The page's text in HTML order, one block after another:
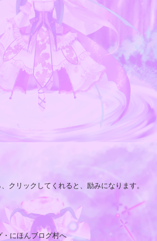
クリックしてくれると、励みになります。